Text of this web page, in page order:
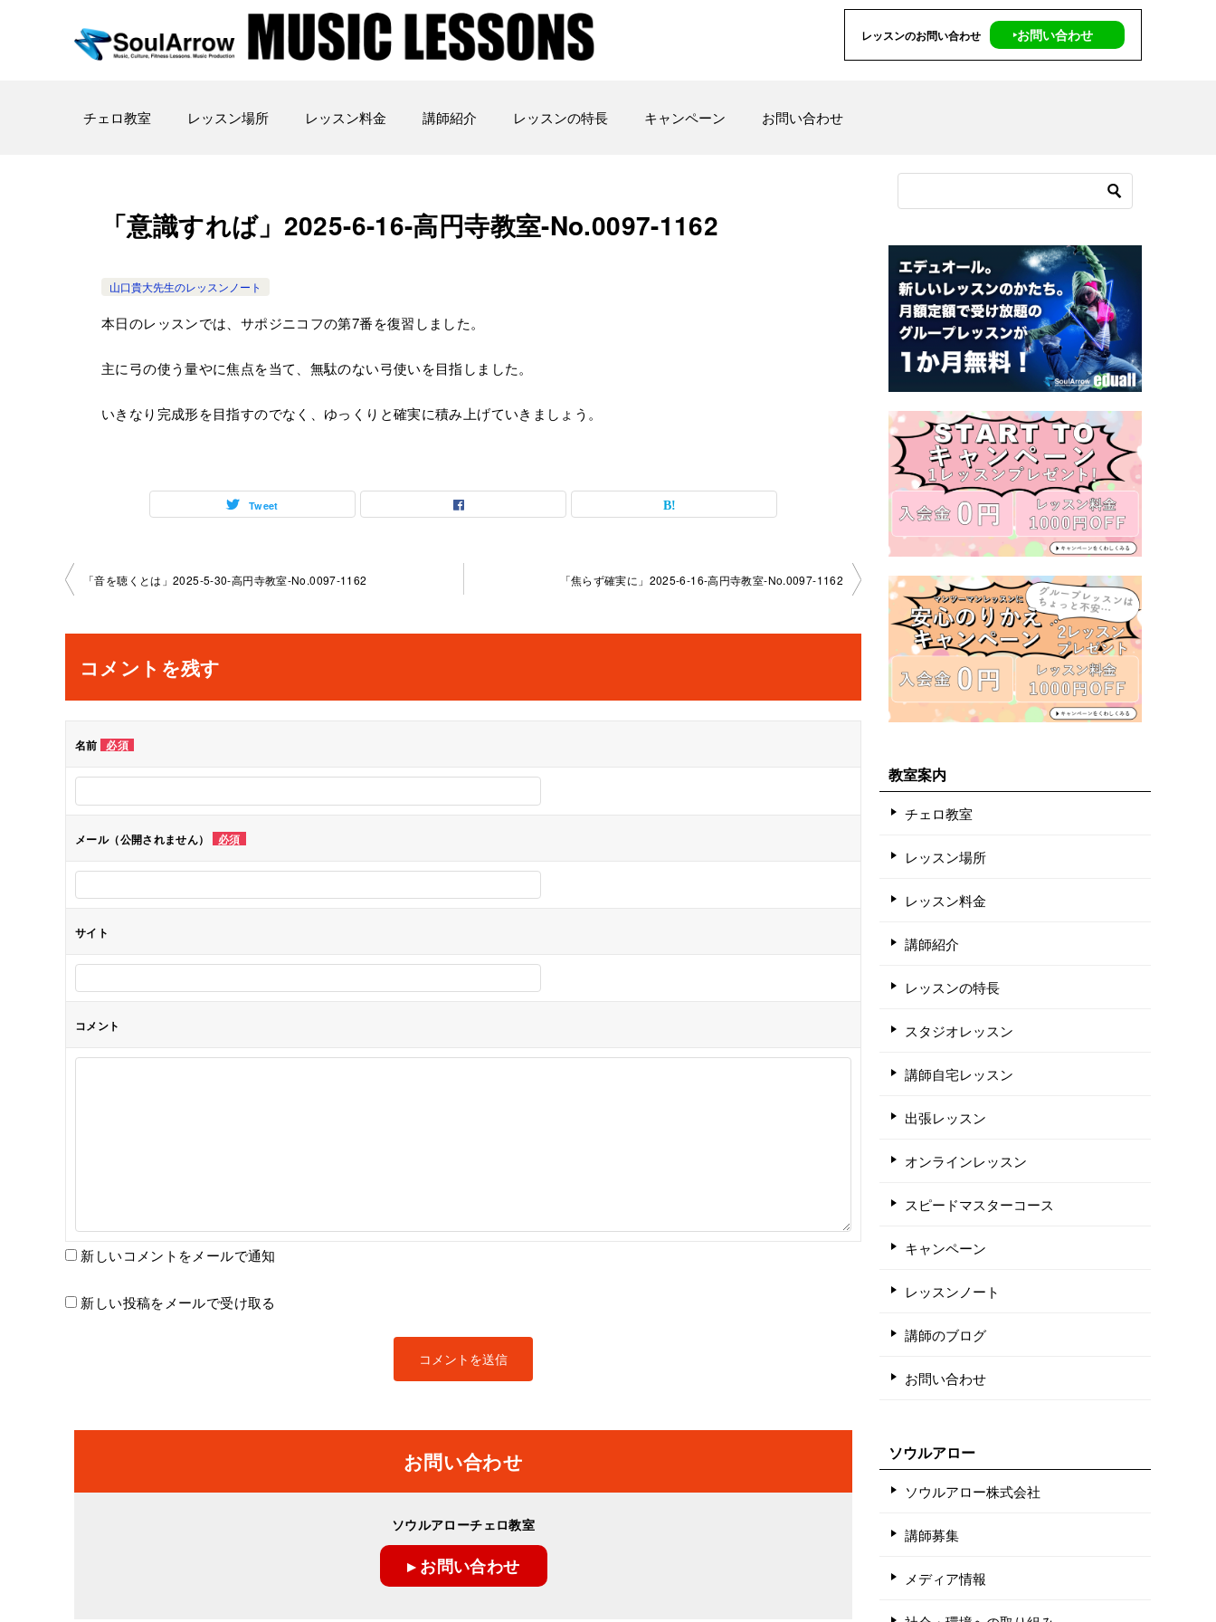
レッスンのお問い合わせ ‣お問い合わせ
チェロ教室 レッスン場所 レッスン料金 講師紹介 レッスンの特長 キャンペーン お問い合わせ
「意識すれば」2025-6-16-高円寺教室-No.0097-1162
山口貴大先生のレッスンノート
本日のレッスンでは、サポジニコフの第7番を復習しました。
主に弓の使う量やに焦点を当て、無駄のない弓使いを目指しました。
いきなり完成形を目指すのでなく、ゆっくりと確実に積み上げていきましょう。
Tweet
投
ナ
ビ
ゲ
ー
シ
ョ
「音を聴くとは」2025-5-30-高円寺教室-No.0097-1162 「焦らず確実に」2025-6-16-高円寺教室-No.0097-1162
コメントを残す
名前 必須
メール（公開されません） 必須
サイト
コメント
新しいコメントをメールで通知
新しい投稿をメールで受け取る
お問い合わせ
ソウルアローチェロ教室
▸ お問い合わせ
教室案内
チェロ教室
レッスン場所
レッスン料金
講師紹介
レッスンの特長
スタジオレッスン
講師自宅レッスン
出張レッスン
オンラインレッスン
スピードマスターコース
キャンペーン
レッスンノート
講師のブログ
お問い合わせ
ソウルアロー
ソウルアロー株式会社
講師募集
メディア情報